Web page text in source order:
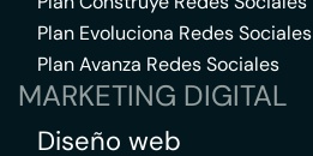
Plan Evoluciona Redes Sociales
Plan Avanza Redes Sociales
MARKETING DIGITAL
Diseño web